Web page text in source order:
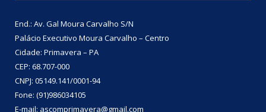
End.: Av. Gal Moura Carvalho S/N
Palácio Executivo Moura Carvalho – Centro
Cidade: Primavera – PA
CEP: 68.707-000
CNPJ: 05149.141/0001-94
Fone: (91)986034105
E-mail: ascomprimavera@gmail.com